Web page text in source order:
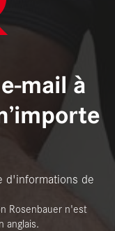
mail à
d'informations de
Rosenbauer n'est
anglais.